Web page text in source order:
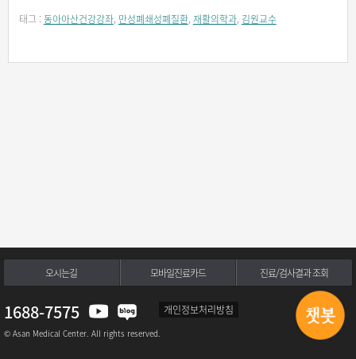
태그 : 동아아산건강강좌, 만성폐쇄성폐질환, 재활의학과, 김원교수
오시는길 모바일진료카드 진료/검사결과 조회
1688-7575 개인정보처리방침
© Asan Medical Center. All rights reserved.